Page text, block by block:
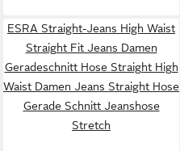
ESRA Straight-Jeans High Waist
Straight Fit Jeans Damen
Geradeschnitt Hose Straight High
Waist Damen Jeans Straight Hose
Gerade Schnitt Jeanshose
Stretch